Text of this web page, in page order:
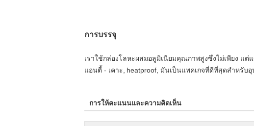
การบรรจุ
เราใช้กล่องโลหะผสมอลูมิเนียมคุณภาพสูงซึ่งไม่เพียง แ
แอนตี้ - เคาะ, heatproof, มันเป็นแพคเกจที่ดีที่สุดสำหรับ
การให้คะแนนและความคิดเห็น